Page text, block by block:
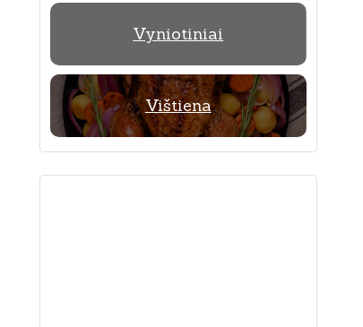
Vyniotiniai
Vištiena